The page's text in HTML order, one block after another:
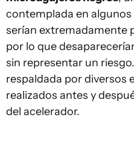
contemplada en
serían extremadamente
por lo que
sin representar un
respaldada por diversos
realizados antes y
del acelerador.